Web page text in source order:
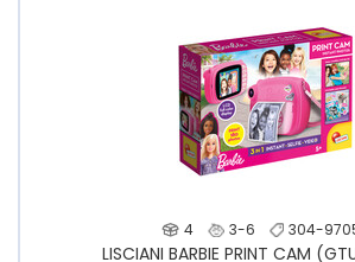
4 3-6 304-
LISCIANI BARBIE PRINT CAM